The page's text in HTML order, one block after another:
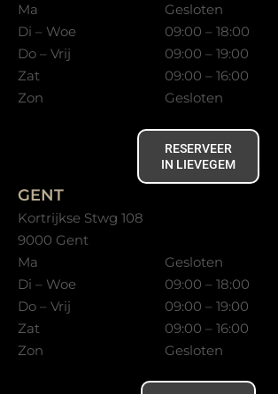
Ma
Gesloten
Di – Woe
09:00 – 18:00
Do – Vrij
09:00 – 19:00
Zat
09:00 – 16:00
Zon
Gesloten
RESERVEER
IN LIEVEGEM
GENT
Kortrijkse Stwg 108
9000 Gent
Ma
Gesloten
Di – Woe
09:00 – 18:00
Do – Vrij
09:00 – 19:00
Zat
09:00 – 16:00
Zon
Gesloten